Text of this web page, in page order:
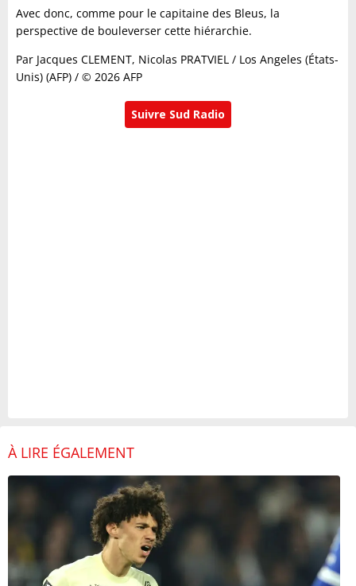
Avec donc, comme pour le capitaine des Bleus, la
perspective de bouleverser cette hiérarchie.
Par Jacques CLEMENT, Nicolas PRATVIEL / Los Angeles (États-
Unis) (AFP) / © 2026 AFP
Suivre Sud Radio
À LIRE ÉGALEMENT